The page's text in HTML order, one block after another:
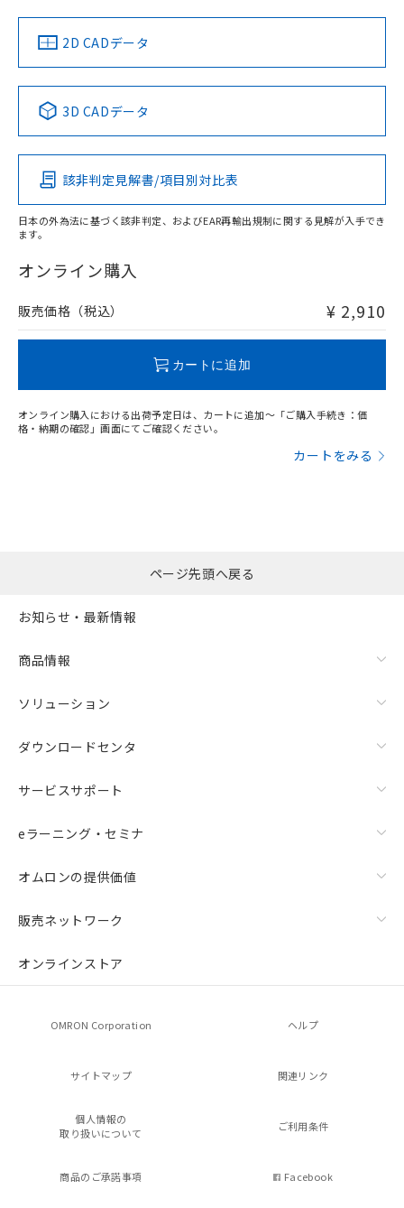
中国 RoHS 注意事項・凡例
Pb Hg Cd Cr(VI)
O
在庫等で未対応品が混在する可能性があります。
問い合わせください。
（イギリス
船舶規格）
（ノルウェー
（フランス
（韓国
No No No No
この製品の規格認証/適合状況ページへ
その他の認証はこちらのページからご検索ください
2D CADデータ
3D CADデータ
該非判定見解書/項目別対比表
日本の外為法に基づく該非判定、およびEAR再輸出規制に関する見解が入手でき
ます。
オンライン購入
販売価格（税込） ¥ 2,910
カートに追加
オンライン購入における出荷予定日は、カートに追加～「ご購入手続き：価
格・納期の確認」画面にてご確認ください。
カートをみる
ページ先頭へ戻る
お知らせ・最新情報
商品情報
ソリューション
ダウンロードセンタ
サービスサポート
eラーニング・セミナ
オムロンの提供価値
販売ネットワーク
オンラインストア
OMRON Corporation ヘルプ
サイトマップ 関連リンク
個人情報の
取り扱いについて
ご利用条件
商品のご承諾事項 Facebook